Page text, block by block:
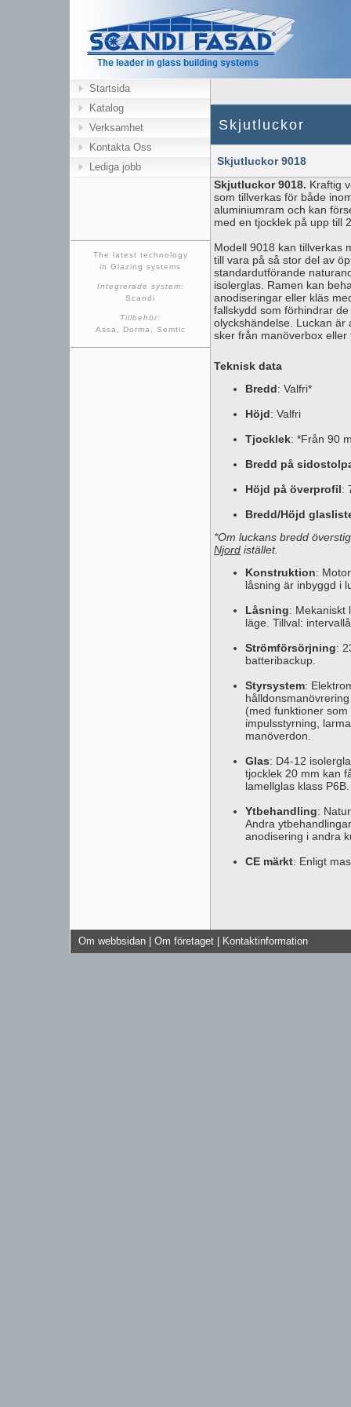
Startsida
Katalog
Verksamhet
Kontakta Oss
Lediga jobb
The latest technology
in Glazing systems
Integrerade system:
Scandi
Tillbehör:
Assa, Dorma, Semtic
Skjutluckor
Skjutluckor 9018
Skjutluckor 9018. Kraftig
som tillverkas för både
aluminiumram och kan
med en tjocklek på upp till
Modell 9018 kan tillverkas
till vara på så stor del av
standardutförande
isolerglas. Ramen kan
anodiseringar eller kläs
fallskydd som förhindrar
olyckshändelse. Luckan är
sker från manöverbox eller
Teknisk data
Bredd: Valfri*
Höjd: Valfri
Tjocklek: *Från 90
Bredd på
Höjd på överprofil:
Bredd/Höjd
*Om luckans bredd
Njord istället.
Konstruktion:
låsning är inbyggd i
Låsning: Mekaniskt
läge. Tillval:
Strömförsörjning:
batteribackup.
Styrsystem:
(med funktioner
impulsstyrning,
manöverdon.
Glas: D4-12
tjocklek 20 mm kan
lamellglas klass P6B.
Ytbehandling:
Andra
anodisering i andra
CE märkt: Enligt
Om webbsidan Om företaget Kontaktinformation